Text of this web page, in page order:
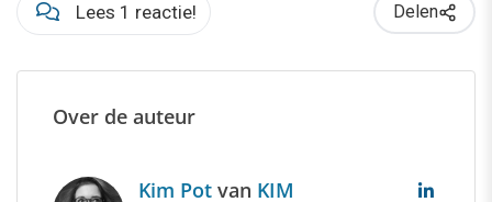
Lees 1 reactie! Delen
Over de auteur
Kim Pot van KIM